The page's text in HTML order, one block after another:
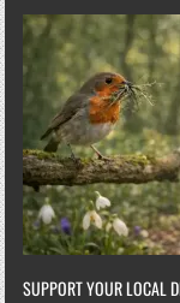
SUPPORT YOUR LOCAL